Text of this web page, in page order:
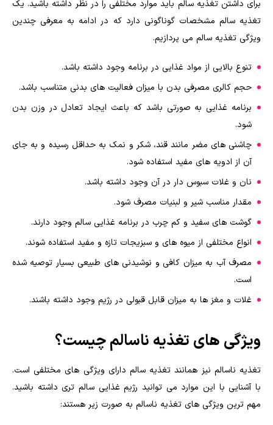
برای داشتن تغذیه سالم باید موارد مختلفی را در نظر داشته باشید. یک
تغذیه سالم مشخصات گوناگونی دارد که در ادامه به معرفی چندین
ویژگی تغذیه سالم می پردازیم.
تنوع بالایی از مواد غذایی در برنامه وجود داشته باشد.
حجم کالری مصرفی بدن با میزان فعالیت های بدنی متناسب باشد.
برنامه غذایی به صورتی باشد که باعث ایجاد تعادل در وزن بدن
شود.
چاشنی های مضر مانند قند، شکر و نمک به حداقل رسیده و به جای
آن از ادویه های مفید استفاده شود.
نان و غلات سبوس دار در آن وجود داشته باشد.
مقدار مناسب شیر و لبنیات مصرف شود.
گوشت های سفید و کم چرب در برنامه غذایی سالم وجود دارند.
انواع مختلفی از میوه های و سبزیجات تازه و مفید استفاده شوند.
مصرف آب به میزان کافی و نوشیدنی های طبیعی بسیار توصیه شده
است.
غلات و مغز ها به میزان قابل قبولی در رژیم وجود داشته باشند.
ویژگی های تغذیه ناسالم چیست؟
تغذیه ناسالم نیز همانند تغذیه سالم دارای ویژگی های مختلفی است.
با آشنایی با این موارد می توانید رژیم غذایی سالم تری داشته باشید.
مهم ترین ویژگی های تغذیه ناسالم به صورت زیر هستند: